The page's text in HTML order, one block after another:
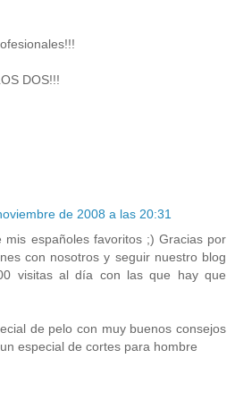
DOS!!!
de 2008 a las 20:31
mis españoles favoritos ;) Gracias por
con nosotros y seguir nuestro blog
visitas al día con las que hay que
de pelo con muy buenos consejos
especial de cortes para hombre